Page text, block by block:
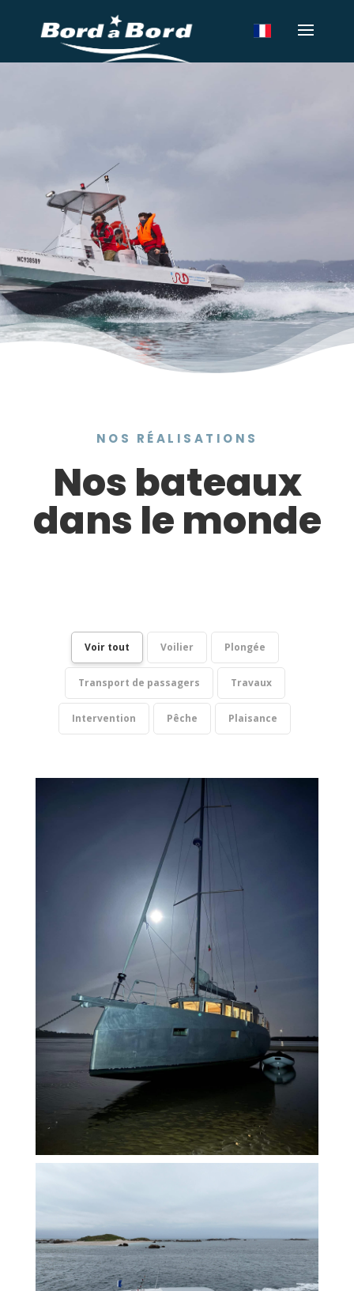
NOS RÉALISATIONS
Nos bateaux
dans le monde
Voir tout Voilier Plongée
Transport de passagers Travaux
Intervention Pêche Plaisance